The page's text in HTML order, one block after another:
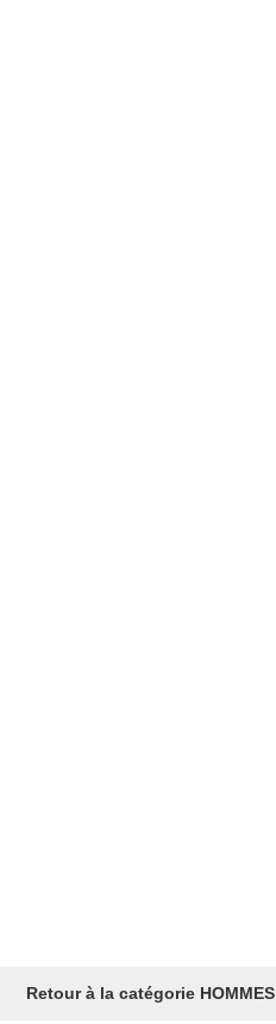
Retour à la catégorie HOMMES